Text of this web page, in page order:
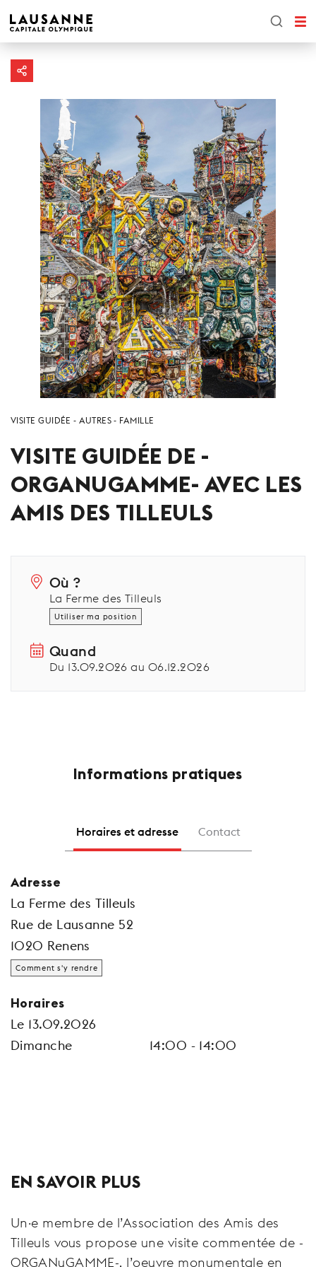
VISITE GUIDÉE AUTRES FAMILLE
VISITE GUIDÉE DE -
ORGANUGAMME- AVEC LES
AMIS DES TILLEULS
Où ?
La Ferme des Tilleuls
Utiliser ma position
Quand
Du 13.09.2026 au 06.12.2026
Informations pratiques
Horaires et adresse Contact
Adresse
La Ferme des Tilleuls
Rue de Lausanne 52
1020 Renens
Comment s'y rendre
Horaires
Le 13.09.2026
Dimanche
14:00 - 14:00
EN SAVOIR PLUS
Un·e membre de l’Association des Amis des
Tilleuls vous propose une visite commentée de -
ORGANuGAMME-, l’oeuvre monumentale en